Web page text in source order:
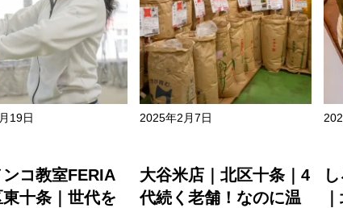
19日
ンコ教室FERIA
東十条｜世代を
2025年2月7日
大谷米店｜北区十条｜4
代続く老舗！なのに温